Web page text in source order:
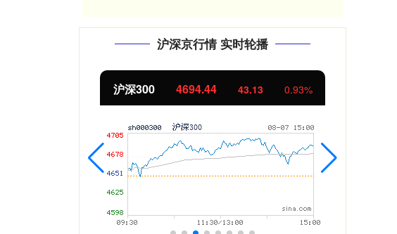
沪深京行情 实时轮播
北证50 1134.24 11.37 1.01%